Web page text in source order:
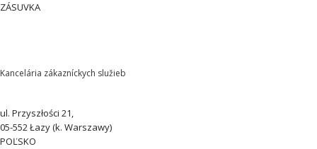
ZÁSUVKA
Kancelária zákazníckych služieb
ul. Przyszłości 21,
05-552 Łazy (k. Warszawy)
POĽSKO